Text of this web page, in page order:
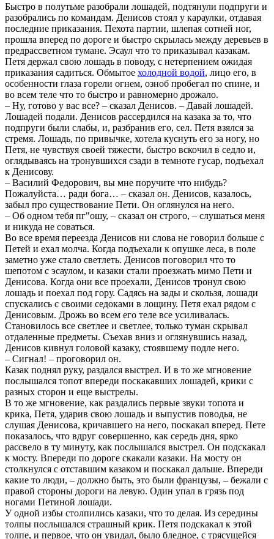
Быстро в полутьме разобрали лошадей, подтянули подпруги и
разобрались по командам. Денисов стоял у караулки, отдавая
последние приказания. Пехота партии, шлепая сотней ног,
прошла вперед по дороге и быстро скрылась между деревьев в
предрассветном тумане. Эсаул что то приказывал казакам.
Петя держал свою лошадь в поводу, с нетерпением ожидая
приказания садиться. Обмытое холодной водой, лицо его, в
особенности глаза горели огнем, озноб пробегал по спине, и
во всем теле что то быстро и равномерно дрожало.
– Ну, готово у вас все? – сказал Денисов. – Давай лошадей.
Лошадей подали. Денисов рассердился на казака за то, что
подпруги были слабы, и, разбранив его, сел. Петя взялся за
стремя. Лошадь, по привычке, хотела куснуть его за ногу, но
Петя, не чувствуя своей тяжести, быстро вскочил в седло и,
оглядываясь на тронувшихся сзади в темноте гусар, подъехал
к Денисову.
– Василий Федорович, вы мне поручите что нибудь?
Пожалуйста… ради бога… – сказал он. Денисов, казалось,
забыл про существование Пети. Он оглянулся на него.
– Об одном тебя пг"ошу, – сказал он строго, – слушаться меня
и никуда не соваться.
Во все время переезда Денисов ни слова не говорил больше с
Петей и ехал молча. Когда подъехали к опушке леса, в поле
заметно уже стало светлеть. Денисов поговорил что то
шепотом с эсаулом, и казаки стали проезжать мимо Пети и
Денисова. Когда они все проехали, Денисов тронул свою
лошадь и поехал под гору. Садясь на зады и скользя, лошади
спускались с своими седоками в лощину. Петя ехал рядом с
Денисовым. Дрожь во всем его теле все усиливалась.
Становилось все светлее и светлее, только туман скрывал
отдаленные предметы. Съехав вниз и оглянувшись назад,
Денисов кивнул головой казаку, стоявшему подле него.
– Сигнал! – проговорил он.
Казак поднял руку, раздался выстрел. И в то же мгновение
послышался топот впереди поскакавших лошадей, крики с
разных сторон и еще выстрелы.
В то же мгновение, как раздались первые звуки топота и
крика, Петя, ударив свою лошадь и выпустив поводья, не
слушая Денисова, кричавшего на него, поскакал вперед. Пете
показалось, что вдруг совершенно, как середь дня, ярко
рассвело в ту минуту, как послышался выстрел. Он подскакал
к мосту. Впереди по дороге скакали казаки. На мосту он
столкнулся с отставшим казаком и поскакал дальше. Впереди
какие то люди, – должно быть, это были французы, – бежали с
правой стороны дороги на левую. Один упал в грязь под
ногами Петиной лошади.
У одной избы столпились казаки, что то делая. Из середины
толпы послышался страшный крик. Петя подскакал к этой
толпе, и первое, что он увидал, было бледное, с трясущейся